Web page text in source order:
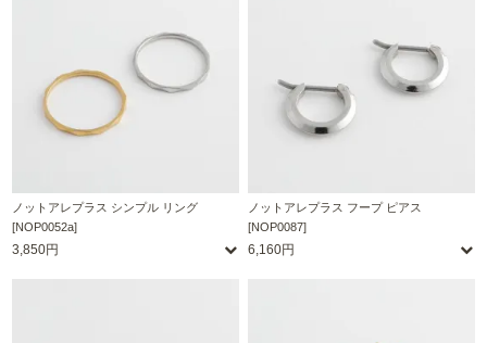
ノットアレプラス シンプル リング
[NOP0052a]
3,850円
ノットアレプラス フープ ピアス
[NOP0087]
6,160円